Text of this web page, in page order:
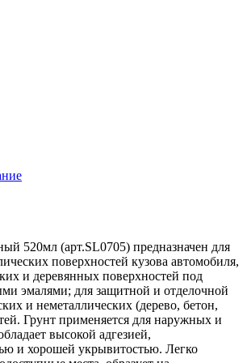
520мл (арт.SL0705) предназначен для
поверхностей кузова автомобиля,
и деревянных поверхностей под
эмалями; для защитной и отделочной
и неметаллических (дерево, бетон,
Грунт применяется для наружных и
высокой адгезией,
и хорошей укрывитостью. Легко